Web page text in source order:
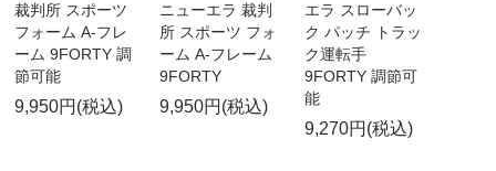
裁判所 スポーツ
フォーム A-フレ
ーム 9FORTY 調
節可能
9,950円(税込)
ニューエラ 裁判
所 スポーツ フォ
ーム A-フレーム
9FORTY
9,950円(税込)
エラ スローバッ
ク パッチ トラッ
ク運転手
9FORTY 調節可
能
9,270円(税込)